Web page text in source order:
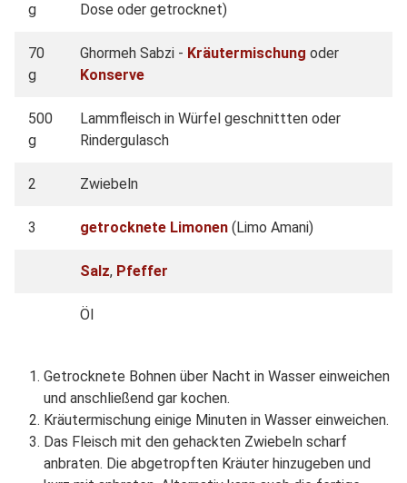
g
Dose oder getrocknet)
70
g
Ghormeh Sabzi - Kräutermischung oder
Konserve
500
g
Lammfleisch in Würfel geschnittten oder
Rindergulasch
2 Zwiebeln
3 getrocknete Limonen (Limo Amani)
Salz, Pfeffer
Öl
Getrocknete Bohnen über Nacht in Wasser einweichen
und anschließend gar kochen.
Kräutermischung einige Minuten in Wasser einweichen.
Das Fleisch mit den gehackten Zwiebeln scharf
anbraten. Die abgetropften Kräuter hinzugeben und